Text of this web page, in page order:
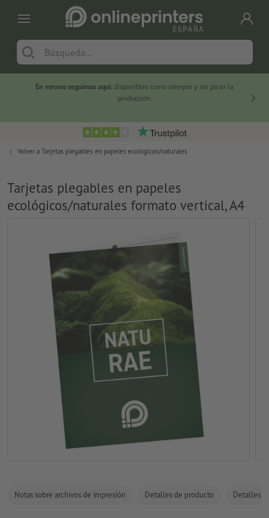
En verano seguimos aquí: disponibles como siempre y sin parar la
producción.
Volver a Tarjetas plegables en papeles ecológicos/naturales
Tarjetas plegables en papeles
ecológicos/naturales formato vertical, A4
Notas sobre archivos de impresión Detalles de producto Detalles